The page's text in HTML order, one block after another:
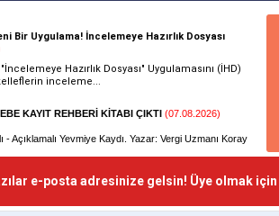
e-posta adresinize gelsin! Üye olmak için